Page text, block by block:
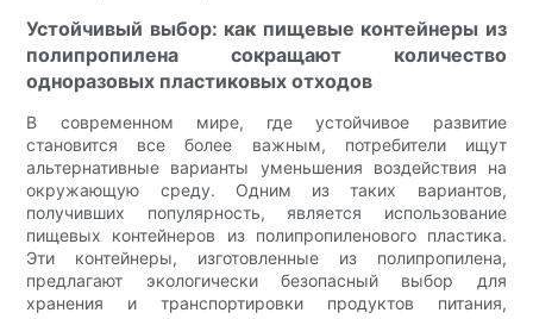
Устойчивый выбор: как пищевые контейнеры из
полипропилена сокращают количество
одноразовых пластиковых отходов
В современном мире, где устойчивое развитие
становится все более важным, потребители ищут
альтернативные варианты уменьшения воздействия на
окружающую среду. Одним из таких вариантов,
получивших популярность, является использование
пищевых контейнеров из полипропиленового пластика.
Эти контейнеры, изготовленные из полипропилена,
предлагают экологически безопасный выбор для
хранения и транспортировки продуктов питания,